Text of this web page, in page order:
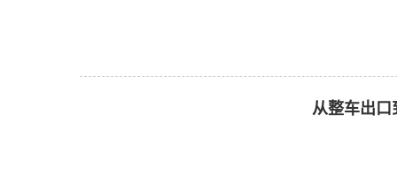
从整车出口